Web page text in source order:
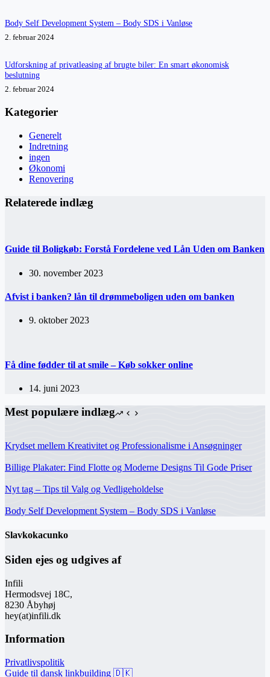
Body Self Development System – Body SDS i Vanløse
2. februar 2024
Udforskning af privatleasing af brugte biler: En smart økonomisk
beslutning
2. februar 2024
Kategorier
Generelt
Indretning
ingen
Økonomi
Renovering
Relaterede indlæg
Guide til Boligkøb: Forstå Fordelene ved Lån Uden om Banken
30. november 2023
Afvist i banken? lån til drømmeboligen uden om banken
9. oktober 2023
Få dine fødder til at smile – Køb sokker online
14. juni 2023
Mest populære indlæg
Krydset mellem Kreativitet og Professionalisme i Ansøgninger
Billige Plakater: Find Flotte og Moderne Designs Til Gode Priser
Nyt tag – Tips til Valg og Vedligeholdelse
Body Self Development System – Body SDS i Vanløse
Slavkokacunko
Siden ejes og udgives af
Infili
Hermodsvej 18C,
8230 Åbyhøj
hey(at)infili.dk
Information
Privatlivspolitik
Guide til dansk linkbuilding 🇩🇰